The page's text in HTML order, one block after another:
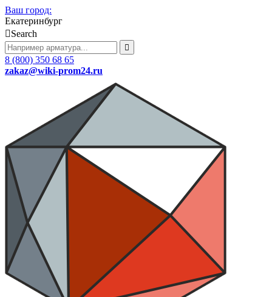
Ваш город:
Екатеринбург
Search
8 (800) 350 68 65
zakaz@wiki-prom24.ru